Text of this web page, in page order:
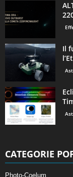
Il
CATEGORIE
Photo-Coelum